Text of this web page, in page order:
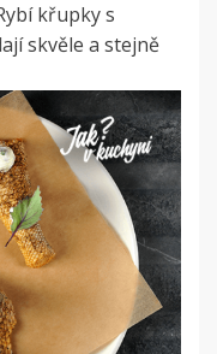
křupky s
skvěle a stejně